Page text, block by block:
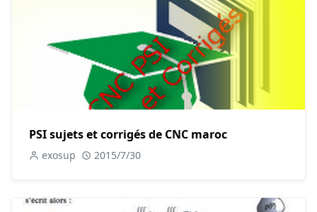
PSI sujets et corrigés de CNC maroc
exosup 2015/7/30